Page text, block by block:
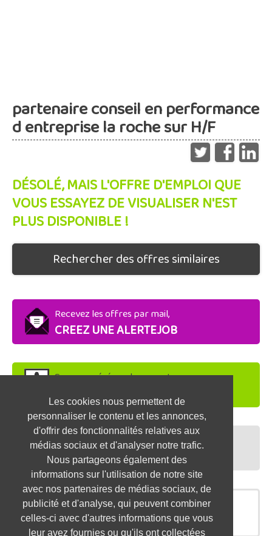
Les cookies nous permettent de
personnaliser le contenu et les annonces,
d'offrir des fonctionnalités relatives aux
médias sociaux et d'analyser notre trafic.
Nous partageons également des
informations sur l'utilisation de notre site
avec nos partenaires de médias sociaux, de
publicité et d'analyse, qui peuvent combiner
celles-ci avec d'autres informations que vous
leur avez fournies ou qu'ils ont collectées
partenaire conseil en performance
d entreprise la roche sur H/F
DÉSOLÉ, MAIS L'OFFRE D'EMPLOI QUE
VOUS ESSAYEZ DE VISUALISER N'EST
PLUS DISPONIBLE !
Rechercher des offres similaires
Recevez les offres par mail,
CREEZ UNE ALERTEJOB
Soyez repéré par les recruteurs,
DEPOSEZ VOTRE CV
Préparez vos entretiens,
TESTEZ-VOUS
OFFRES SIMILAIRES